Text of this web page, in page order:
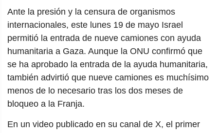
Ante la presión y la censura de organismos
internacionales, este lunes 19 de mayo Israel
permitió la entrada de nueve camiones con ayuda
humanitaria a Gaza. Aunque la ONU confirmó que
se ha aprobado la entrada de la ayuda humanitaria,
también advirtió que nueve camiones es muchísimo
menos de lo necesario tras los dos meses de
bloqueo a la Franja.
En un video publicado en su canal de X, el primer